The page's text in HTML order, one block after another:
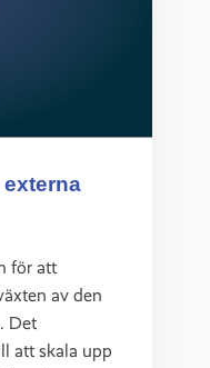
för att
av den
Det
att skala upp